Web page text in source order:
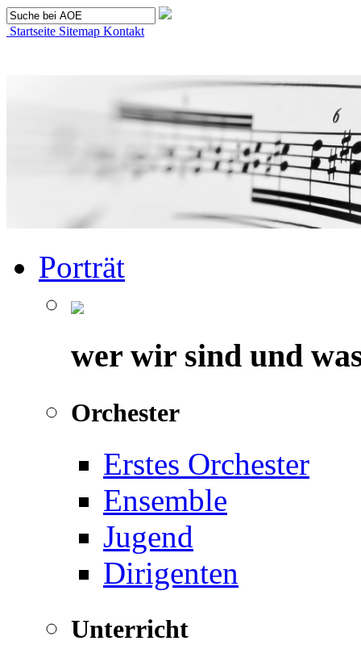
Startseite Sitemap Kontakt
Porträt
wer wir sind und
Orchester
Erstes Orchester
Ensemble
Jugend
Dirigenten
Unterricht